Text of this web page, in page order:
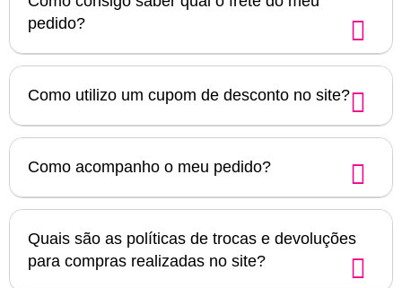
pedido?
Como utilizo um cupom de desconto no site?
Como acompanho o meu pedido?
Quais são as políticas de trocas e devoluções
para compras realizadas no site?